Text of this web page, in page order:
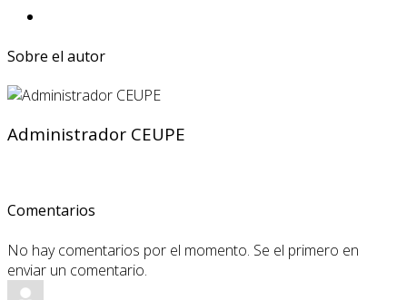
Sobre el autor
Administrador CEUPE
Comentarios
No hay comentarios por el momento. Se el primero en
enviar un comentario.